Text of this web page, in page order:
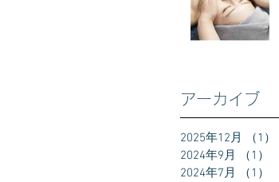
アーカイブ
2025年12月 （1）
2024年9月
（1）
2024年7月
（1）